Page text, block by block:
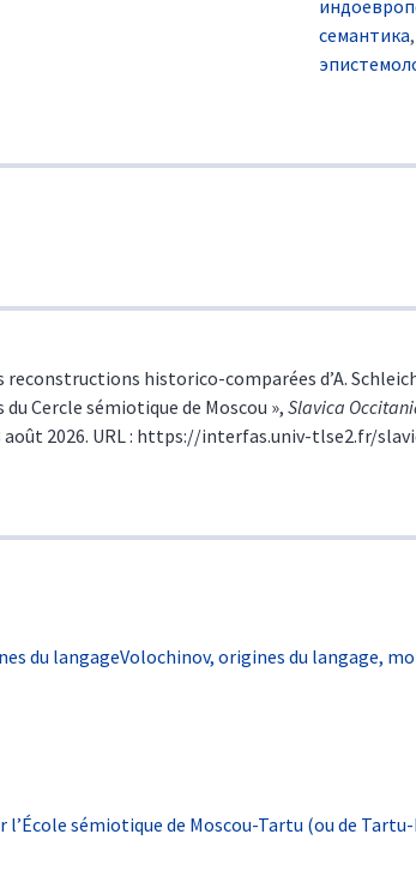
семантика
reconstructions historico-comparées d’A.
Cercle sémiotique de Moscou »,Slavica
août 2026. URL : https://interfas.univ-tlse2.fr/
du langageVolochinov, origines du langage,
sémiotique de Moscou-Tartu (ou de